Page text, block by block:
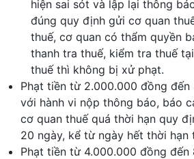
hiện sai sót và lập lại thông
đúng quy định gửi cơ quan
thuế, cơ quan có thẩm quyền
thanh tra thuế, kiểm tra thuế
thuế thì không bị xử phạt.
Phạt tiền từ 2.000.000 đồng
với hành vi nộp thông báo, báo
cơ quan thuế quá thời hạn quy
20 ngày, kể từ ngày hết thời hạn
Phạt tiền từ 4.000.000 đồng